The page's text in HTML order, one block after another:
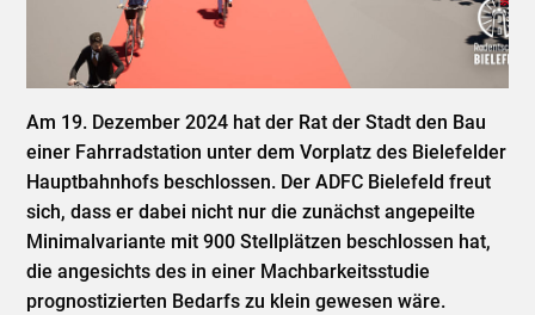
Am 19. Dezember 2024 hat der Rat der Stadt den Bau
einer Fahrradstation unter dem Vorplatz des Bielefelder
Hauptbahnhofs beschlossen. Der ADFC Bielefeld freut
sich, dass er dabei nicht nur die zunächst angepeilte
Minimalvariante mit 900 Stellplätzen beschlossen hat,
die angesichts des in einer Machbarkeitsstudie
prognostizierten Bedarfs zu klein gewesen wäre.